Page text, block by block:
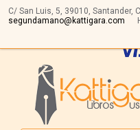
C/ San Luis, 5, 39010, Santander,
segundamano@kattigara.com